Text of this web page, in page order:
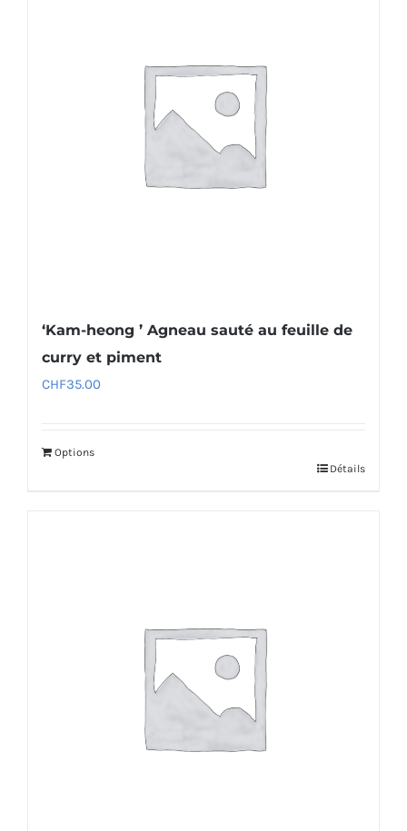
‘Kam-heong ’ Agneau sauté au feuille de
curry et piment
CHF35.00
Options
Détails